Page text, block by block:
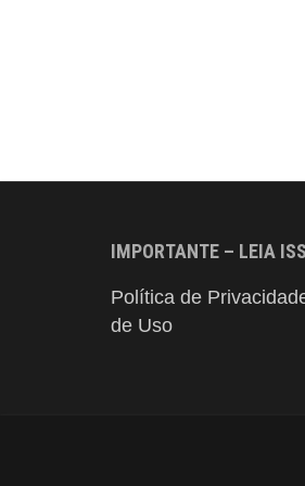
IMPORTANTE – LEIA
Política de
de Uso